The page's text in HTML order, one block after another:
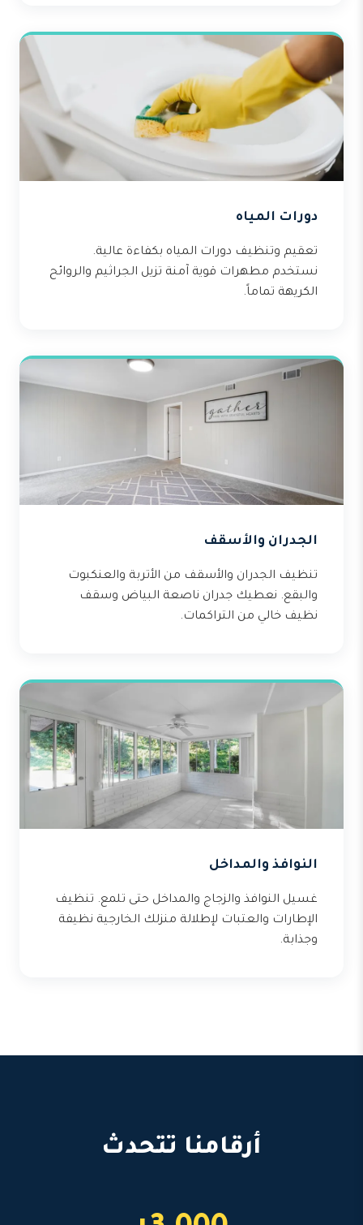
دورات المياه
تعقيم وتنظيف دورات المياه بكفاءة عالية.
نستخدم مطهرات قوية آمنة تزيل الجراثيم والروائح
الكريهة تماماً.
الجدران والأسقف
تنظيف الجدران والأسقف من الأتربة والعنكبوت
والبقع. نعطيك جدران ناصعة البياض وسقف
نظيف خالي من التراكمات.
النوافذ والمداخل
غسيل النوافذ والزجاج والمداخل حتى تلمع. تنظيف
الإطارات والعتبات لإطلالة منزلك الخارجية نظيفة
وجذابة.
أرقامنا تتحدث